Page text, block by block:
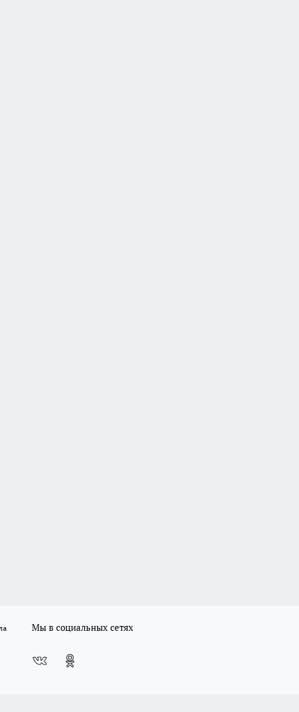
Мы в социальных сетях